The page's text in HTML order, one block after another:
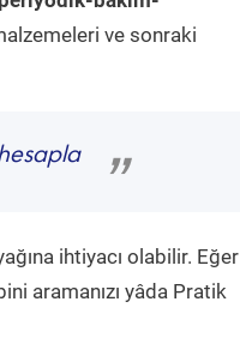
ve sonraki
”
ihtiyacı olabilir. Eğer
aramanızı yâda Pratik